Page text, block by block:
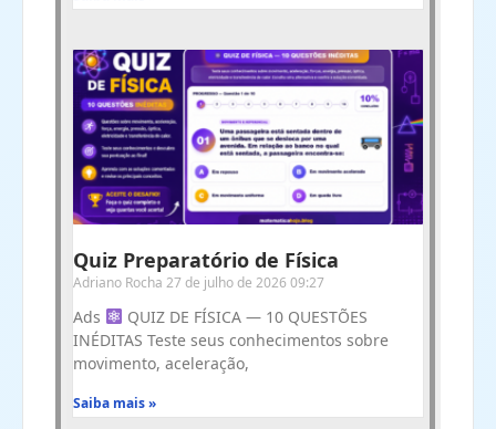
Quiz Preparatório de Física
Adriano Rocha 27 de julho de 2026 09:27
Ads
QUIZ DE FÍSICA — 10 QUESTÕES
INÉDITAS Teste seus conhecimentos sobre
movimento, aceleração,
Saiba mais »